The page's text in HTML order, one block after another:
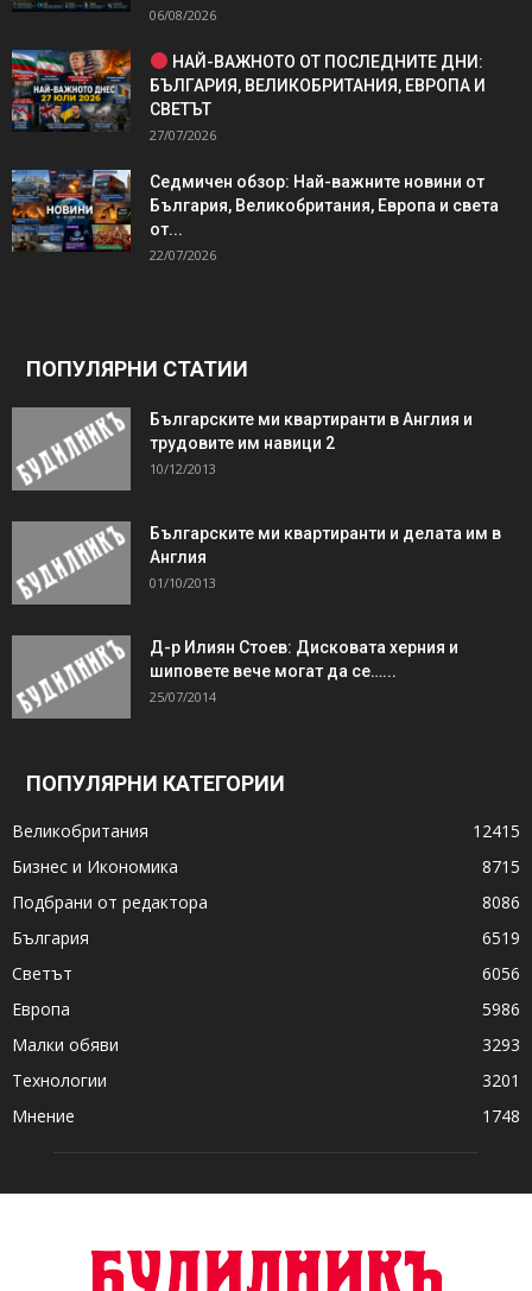
06/08/2026
НАЙ-ВАЖНОТО ОТ ПОСЛЕДНИТЕ ДНИ:
БЪЛГАРИЯ, ВЕЛИКОБРИТАНИЯ, ЕВРОПА И
СВЕТЪТ
27/07/2026
Седмичен обзор: Най-важните новини от
България, Великобритания, Европа и света
от...
22/07/2026
ПОПУЛЯРНИ СТАТИИ
Българските ми квартиранти в Англия и
трудовите им навици 2
10/12/2013
Българските ми квартиранти и делата им в
Англия
01/10/2013
Д-р Илиян Стоев: Дисковата херния и
шиповете вече могат да се…...
25/07/2014
ПОПУЛЯРНИ КАТЕГОРИИ
Великобритания
12415
Бизнес и Икономика
8715
Подбрани от редактора
8086
България
6519
Светът
6056
Европа
5986
Малки обяви
3293
Технологии
3201
Мнение
1748